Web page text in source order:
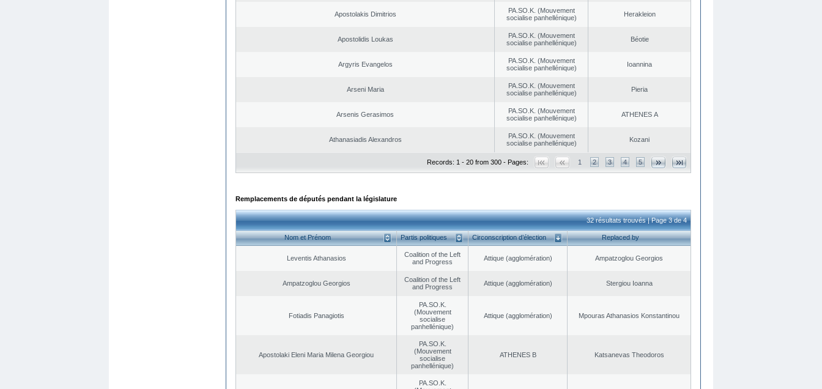
Apostolakis Dimitrios
PA.SO.K. (Mouvement
socialise panhellénique)
Herakleion
Apostolidis Loukas
PA.SO.K. (Mouvement
socialise panhellénique)
Béotie
Argyris Evangelos
PA.SO.K. (Mouvement
socialise panhellénique)
Ioannina
Arseni Maria
PA.SO.K. (Mouvement
socialise panhellénique)
Pieria
Arsenis Gerasimos
PA.SO.K. (Mouvement
socialise panhellénique)
ATHENES Α
Athanasiadis Alexandros
PA.SO.K. (Mouvement
socialise panhellénique)
Kozani
Records: 1 - 20 from 300 - Pages: 1 2 3 4 5
Remplacements de députés pendant la législature
32 résultats trouvés | Page 3 de 4
Nom et Prénom Partis politiques Circonscription d’élection Replaced by
Leventis Athanasios
Coalition of the Left
and Progress
Αttique (agglomération) Ampatzoglou Georgios
Ampatzoglou Georgios
Coalition of the Left
and Progress
Αttique (agglomération) Stergiou Ioanna
Fotiadis Panagiotis
PA.SO.K.
(Mouvement
socialise
panhellénique)
Αttique (agglomération) Mpouras Athanasios Konstantinou
Apostolaki Eleni Maria Milena Georgiou
PA.SO.K.
(Mouvement
socialise
panhellénique)
ATHENES Β Katsanevas Theodoros
PA.SO.K.